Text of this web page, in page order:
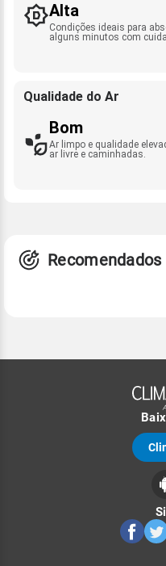
Alta
Condições ideais para
alguns minutos com
Qualidade do Ar
Bom
Ar limpo e qualidade
ar livre e caminhadas.